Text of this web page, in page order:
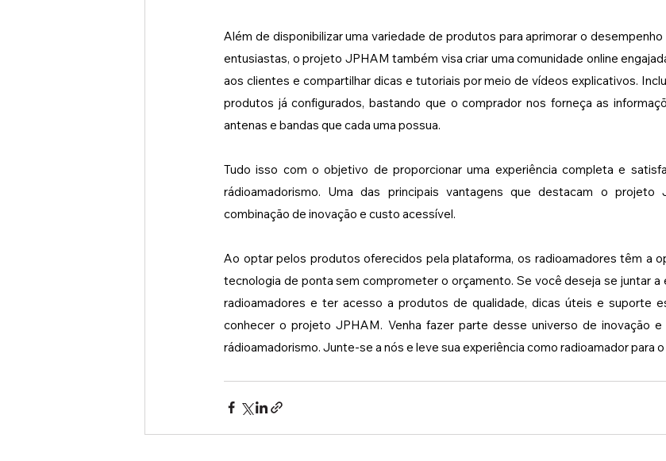
Além de disponibilizar uma variedade de produtos para aprimorar o
entusiastas, o projeto JPHAM também visa criar uma comunidade online
aos clientes e compartilhar dicas e tutoriais por meio de vídeos explicativos.
produtos já configurados, bastando que o comprador nos forneça as
antenas e bandas que cada uma possua.
Tudo isso com o objetivo de proporcionar uma experiência completa e
rádioamadorismo. Uma das principais vantagens que destacam o
combinação de inovação e custo acessível.
Ao optar pelos produtos oferecidos pela plataforma, os radioamadores têm a
tecnologia de ponta sem comprometer o orçamento. Se você deseja se juntar a
radioamadores e ter acesso a produtos de qualidade, dicas úteis e suporte
conhecer o projeto JPHAM. Venha fazer parte desse universo de inovação
rádioamadorismo. Junte-se a nós e leve sua experiência como radioamador para